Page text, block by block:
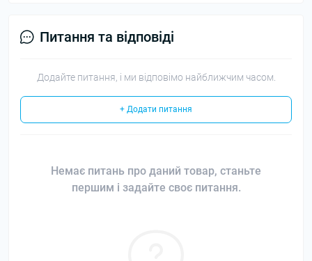
Питання та відповіді
Додайте питання, і ми відповімо найближчим часом.
+ Додати питання
Немає питань про даний товар, станьте
першим і задайте своє питання.